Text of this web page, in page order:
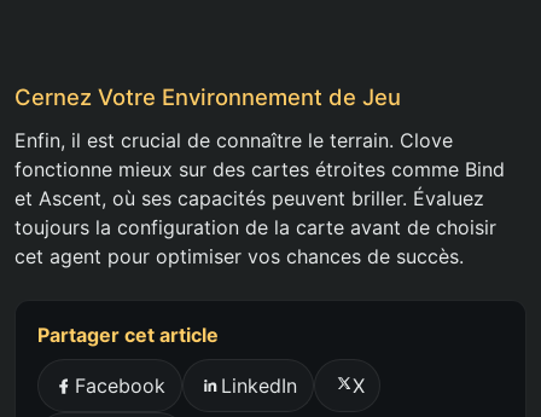
Cernez Votre Environnement de Jeu
Enfin, il est crucial de connaître le terrain. Clove
fonctionne mieux sur des cartes étroites comme Bind
et Ascent, où ses capacités peuvent briller. Évaluez
toujours la configuration de la carte avant de choisir
cet agent pour optimiser vos chances de succès.
Partager cet article
Facebook LinkedIn X